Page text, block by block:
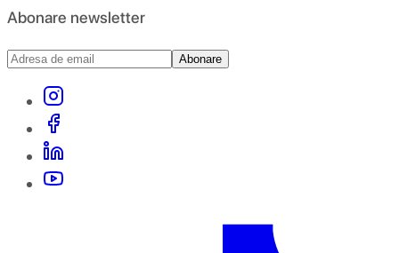
Abonare newsletter
Abonare